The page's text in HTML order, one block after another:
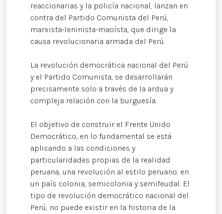
reaccionarias y la policía nacional, lanzan en
contra del Partido Comunista del Perú,
marxista-leninista-maoísta, que dirige la
causa revolucionaria armada del Perú.
La revolución democrática nacional del Perú
y el Partido Comunista, se desarrollarán
precisamente solo a través de la ardua y
compleja relación con la burguesía.
El objetivo de construir el Frente Unido
Democrático, en lo fundamental se está
aplicando a las condiciones y
particularidades propias de la realidad
peruana, una revolución al estilo peruano, en
un país colonia, semicolonia y semifeudal. El
tipo de revolución democrático nacional del
Perú, no puede existir en la historia de la